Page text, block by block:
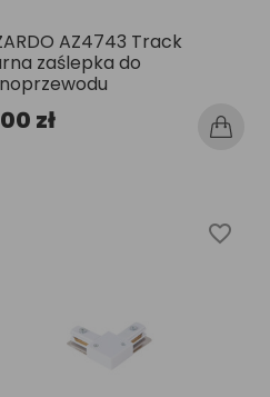
AZ4743 Track
zaślepka do
zł
favorite_border